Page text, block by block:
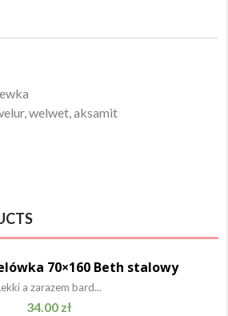
welwet, aksamit
70×160 Beth stalowy
a zarazem bard...
34.00 zł